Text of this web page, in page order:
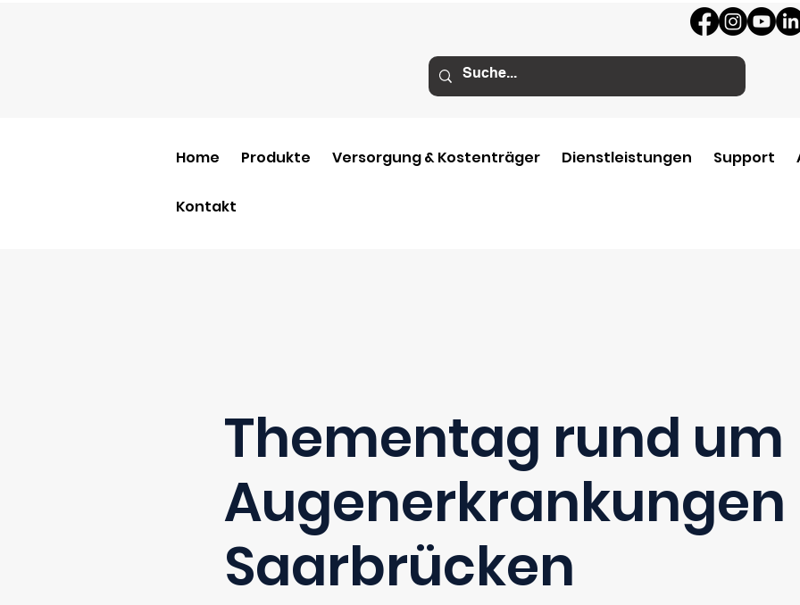
Home Produkte Versorgung & Kostenträger Dienstleistungen Support
Kontakt
Thementag rund um
Augenerkrankungen
Saarbrücken